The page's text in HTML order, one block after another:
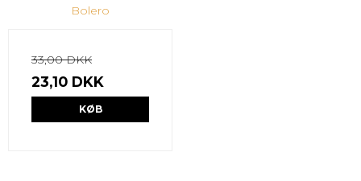
Bolero
33,00 DKK
23,10 DKK
KØB